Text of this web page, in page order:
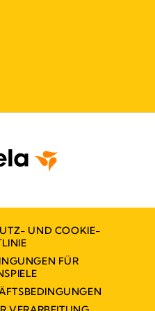
UND COOKIE-
FÜR